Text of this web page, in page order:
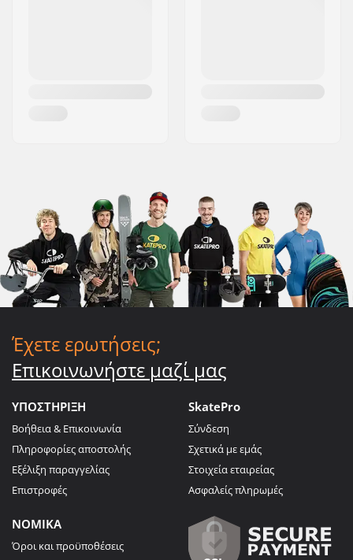
Έχετε ερωτήσεις;
Επικοινωνήστε μαζί μας
ΥΠΟΣΤΗΡΙΞΗ
Βοήθεια & Επικοινωνία
Πληροφορίες αποστολής
Εξέλιξη παραγγελίας
Επιστροφές
SkatePro
Σύνδεση
Σχετικά με εμάς
Στοιχεία εταιρείας
Ασφαλείς πληρωμές
ΝΟΜΙΚΑ
Όροι και προϋποθέσεις